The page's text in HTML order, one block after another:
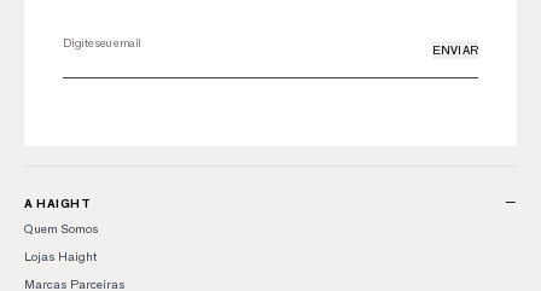
ENVIAR
A HAIGHT −
Quem Somos
Lojas Haight
Marcas Parceiras